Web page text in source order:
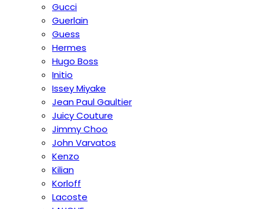
Gucci
Guerlain
Guess
Hermes
Hugo Boss
Initio
Issey Miyake
Jean Paul Gaultier
Juicy Couture
Jimmy Choo
John Varvatos
Kenzo
Kilian
Korloff
Lacoste